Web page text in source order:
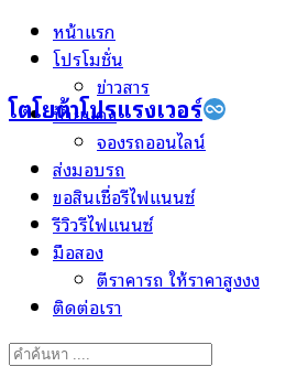
Skip
โตโยต้าโปรแรงเวอร์
หน้าแรก
โปรโมชั่น
ข่าวสาร
ป้ายแดง
จองรถออนไลน์
ส่งมอบรถ
ขอสินเชื่อรีไฟแนนซ์
รีวิวรีไฟแนนซ์
มือสอง
ตีราคารถ ให้ราคาสูงงง
ติดต่อเรา
Search